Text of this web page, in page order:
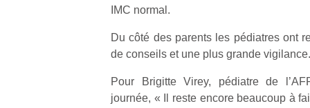
IMC normal.
Du côté des parents les pédiatres ont
de conseils et une plus grande vigilance.
Pour Brigitte Virey, pédiatre de
journée, « Il reste encore beaucoup à